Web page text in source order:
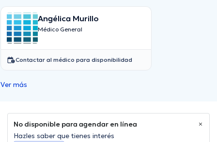
Angélica Murillo
Médico General
Contactar al médico para disponibilidad
Ver más
No disponible para agendar en línea
Hazles saber que tienes interés